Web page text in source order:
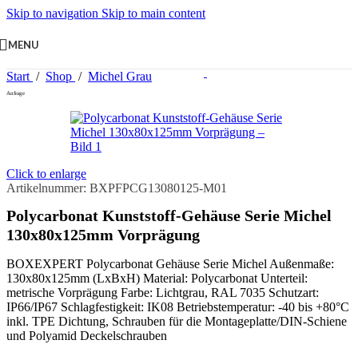
Skip to navigation Skip to main content
MENU
Start / Shop / Michel Grau
Anfrage
Click to enlarge
Artikelnummer: BXPFPCG13080125-M01
Polycarbonat Kunststoff-Gehäuse Serie Michel
130x80x125mm Vorprägung
BOXEXPERT Polycarbonat Gehäuse Serie Michel Außenmaße:
130x80x125mm (LxBxH) Material: Polycarbonat Unterteil:
metrische Vorprägung Farbe: Lichtgrau, RAL 7035 Schutzart:
IP66/IP67 Schlagfestigkeit: IK08 Betriebstemperatur: -40 bis +80°C
inkl. TPE Dichtung, Schrauben für die Montageplatte/DIN-Schiene
und Polyamid Deckelschrauben